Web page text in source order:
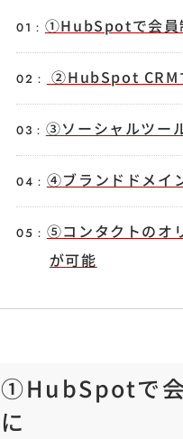
①HubSpotで会員
②HubSpot CRM
③ソーシャルツー
④ブランドドメイ
⑤コンタクトのオ
が可能
①HubSpotで会
に